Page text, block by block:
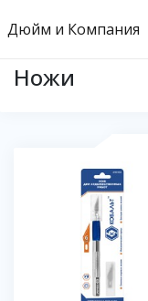
Дюйм и Компания
Ножи